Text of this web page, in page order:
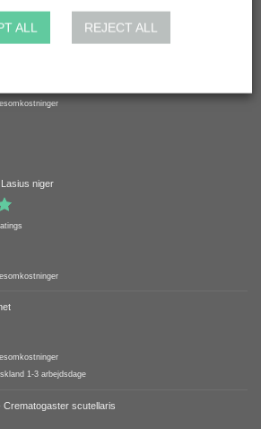
niger
1-3 arbejdsdage
Crematogaster scutellaris
ALL REJECT ALL